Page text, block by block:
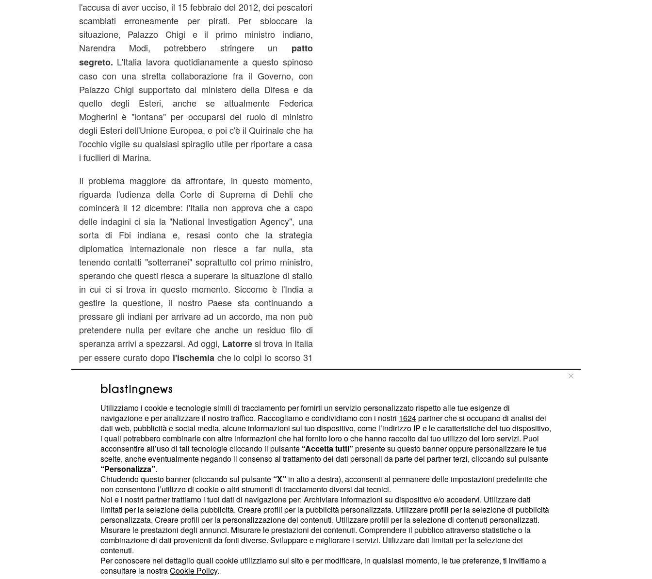
l'accusa di aver ucciso, il 15 febbraio del 2012, dei pescatori
scambiati erroneamente per pirati. Per sbloccare la
situazione, Palazzo Chigi e il primo ministro indiano,
Narendra Modi, potrebbero stringere un patto
segreto. L'Italia lavora quotidianamente a questo spinoso
caso con una stretta collaborazione fra il Governo, con
Palazzo Chigi supportato dal ministero della Difesa e da
quello degli Esteri, anche se attualmente Federica
Mogherini è "lontana" per occuparsi del ruolo di ministro
degli Esteri dell'Unione Europea, e poi c'è il Quirinale che ha
l'occhio vigile su qualsiasi spiraglio utile per riportare a casa
i fucilieri di Marina.
Il problema maggiore da affrontare, in questo momento,
riguarda l'udienza della Corte di Suprema di Dehli che
comincerà il 12 dicembre: l'Italia non approva che a capo
delle indagini ci sia la "National Investigation Agency", una
sorta di Fbi indiana e, resasi conto che la strategia
diplomatica internazionale non riesce a far nulla, sta
tenendo contatti "sotterranei" soprattutto col primo ministro,
sperando che questi riesca a superare la situazione di stallo
in cui ci si trova in questo momento. Siccome è l'India a
gestire la questione, il nostro Paese sta continuando a
pressare gli indiani per arrivare ad un accordo, ma non può
pretendere nulla per evitare che anche un residuo filo di
speranza arrivi a spezzarsi. Ad oggi, Latorresi trova in Italia
per essere curato dopo l'ischemia che lo colpì lo scorso 31
agosto, mentreGironeè ancora bloccato in India. Il governo
italiano sta anche vagliando l'ipotesi di uno
la libertà dei due Marò in cambio del rilascio di
18 marinai indiani arrestati su una nave che trasportava
della droga. In questo caso, il problema può essere di tipo
morale: non sarebbe, infatti, molto onorevole scambiare dei
militari che in India stavano facendo il loro lavoro con dei
criminali indiani.
Certo, l'Italia non può continuare a subire l'iniziativa indiana
e ormai si è notato che se non ci si fa sentire con decisione,
dall'India non si smuovono rispetto alle proprie posizioni.
Una notizia positiva, in queste ultime ore, è stata
l'assegnazione del fascicolo riguardante il caso dei Marò al
consigliere del premier Modi ed ex capo dei servizi segreti,
Rajiv Doval. In questo modo, l'Italia potrà avere un punto di
Utilizziamo i cookie e tecnologie simili di tracciamento per fornirti un servizio personalizzato rispetto alle tue esigenze di
navigazione e per analizzare il nostro traffico. Raccogliamo e condividiamo con i nostri 1624partner che si occupano di analisi dei
dati web, pubblicità e social media, alcune informazioni sul tuo dispositivo, come l’indirizzo IP e le caratteristiche del tuo dispositivo,
i quali potrebbero combinarle con altre informazioni che hai fornito loro o che hanno raccolto dal tuo utilizzo dei loro servizi. Puoi
acconsentire all’uso di tali tecnologie cliccando il pulsante “Accetta tutti” presente su questo banner oppure personalizzare le tue
scelte, anche eventualmente negando il consenso al trattamento dei dati personali da parte dei partner terzi, cliccando sul pulsante
“Personalizza”.
Chiudendo questo banner (cliccando sul pulsante “X” in alto a destra), acconsenti al permanere delle impostazioni predefinite che
non consentono l’utilizzo di cookie o altri strumenti di tracciamento diversi dai tecnici.
Noi e i nostri partner trattiamo i tuoi dati di navigazione per: Archiviare informazioni su dispositivo e/o accedervi. Utilizzare dati
limitati per la selezione della pubblicità. Creare profili per la pubblicità personalizzata. Utilizzare profili per la selezione di pubblicità
personalizzata. Creare profili per la personalizzazione dei contenuti. Utilizzare profili per la selezione di contenuti personalizzati.
Misurare le prestazioni degli annunci. Misurare le prestazioni dei contenuti. Comprendere il pubblico attraverso statistiche o la
combinazione di dati provenienti da fonti diverse. Sviluppare e migliorare i servizi. Utilizzare dati limitati per la selezione dei
contenuti.
Per conoscere nel dettaglio quali cookie utilizziamo sul sito e per modificare, in qualsiasi momento, le tue preferenze, ti invitiamo a
consultare la nostraCookie Policy.